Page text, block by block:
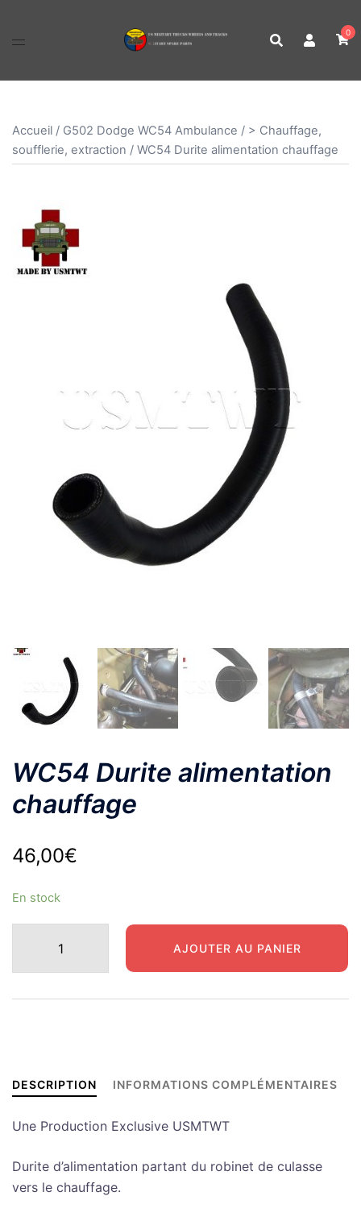
0
Accueil / G502 Dodge WC54 Ambulance / > Chauffage,
soufflerie, extraction / WC54 Durite alimentation chauffage
WC54 Durite alimentation
chauffage
46,00€
En stock
WC54
Durite
AJOUTER AU PANIER
DESCRIPTION INFORMATIONS COMPLÉMENTAIRES
Une Production Exclusive USMTWT
Durite d’alimentation partant du robinet de culasse
vers le chauffage.